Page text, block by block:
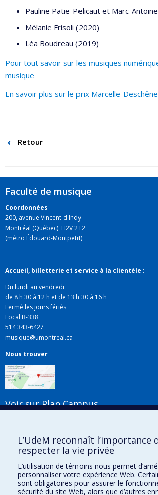
Pauline Patie-Pelicaut et Marc-
Mélanie Frisoli (2020)
Léa Boudreau (2019)
Pour tout savoir sur les musiques
musique
En savoir plus sur le prix Marcelle-
Retour
Faculté de musique
Coordonnées
200, avenue Vincent-d'Indy
Montréal (Québec) H2V 2T2
(métro Édouard-Montpetit)
Accueil, billetterie et service à la clientèle :
Du lundi au vendredi
de 8 h 30 à 12 h et de 13 h 30 à 16 h
Fermé les jours fériés
Local B-338
514 343-6427
musique@umontreal.ca
Nous trouver
Voir sur Plan Campus
Liens utiles
Plan du site
L’UdeM reconnaît l’importance
respecter la vie privée
L’utilisation de témoins nous permet
personnaliser votre expérience Web.
sont obligatoires pour assurer le
sécurité du site Web, alors que d’autres